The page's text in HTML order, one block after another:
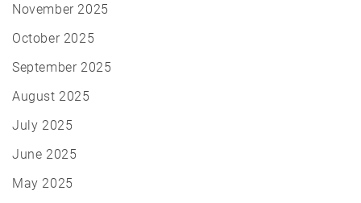
November 2025
October 2025
September 2025
August 2025
July 2025
June 2025
May 2025